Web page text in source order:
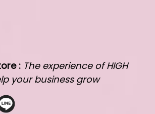
: The experience of HIGH
your business grow